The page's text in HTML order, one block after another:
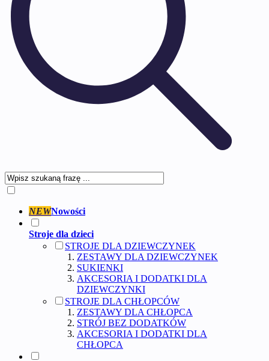
NEWNowości
Stroje dla dzieci
STROJE DLA DZIEWCZYNEK
ZESTAWY DLA DZIEWCZYNEK
SUKIENKI
AKCESORIA I DODATKI DLA
DZIEWCZYNKI
STROJE DLA CHŁOPCÓW
ZESTAWY DLA CHŁOPCA
STRÓJ BEZ DODATKÓW
AKCESORIA I DODATKI DLA
CHŁOPCA